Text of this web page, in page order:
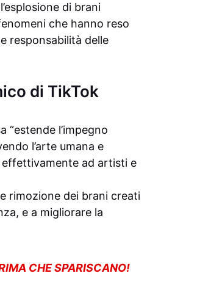
di brani
che hanno reso
responsabilità delle
di TikTok
“estende l’impegno
l’arte umana e
ad artisti e
rimozione dei brani creati
e a migliorare la
CHE SPARISCANO!